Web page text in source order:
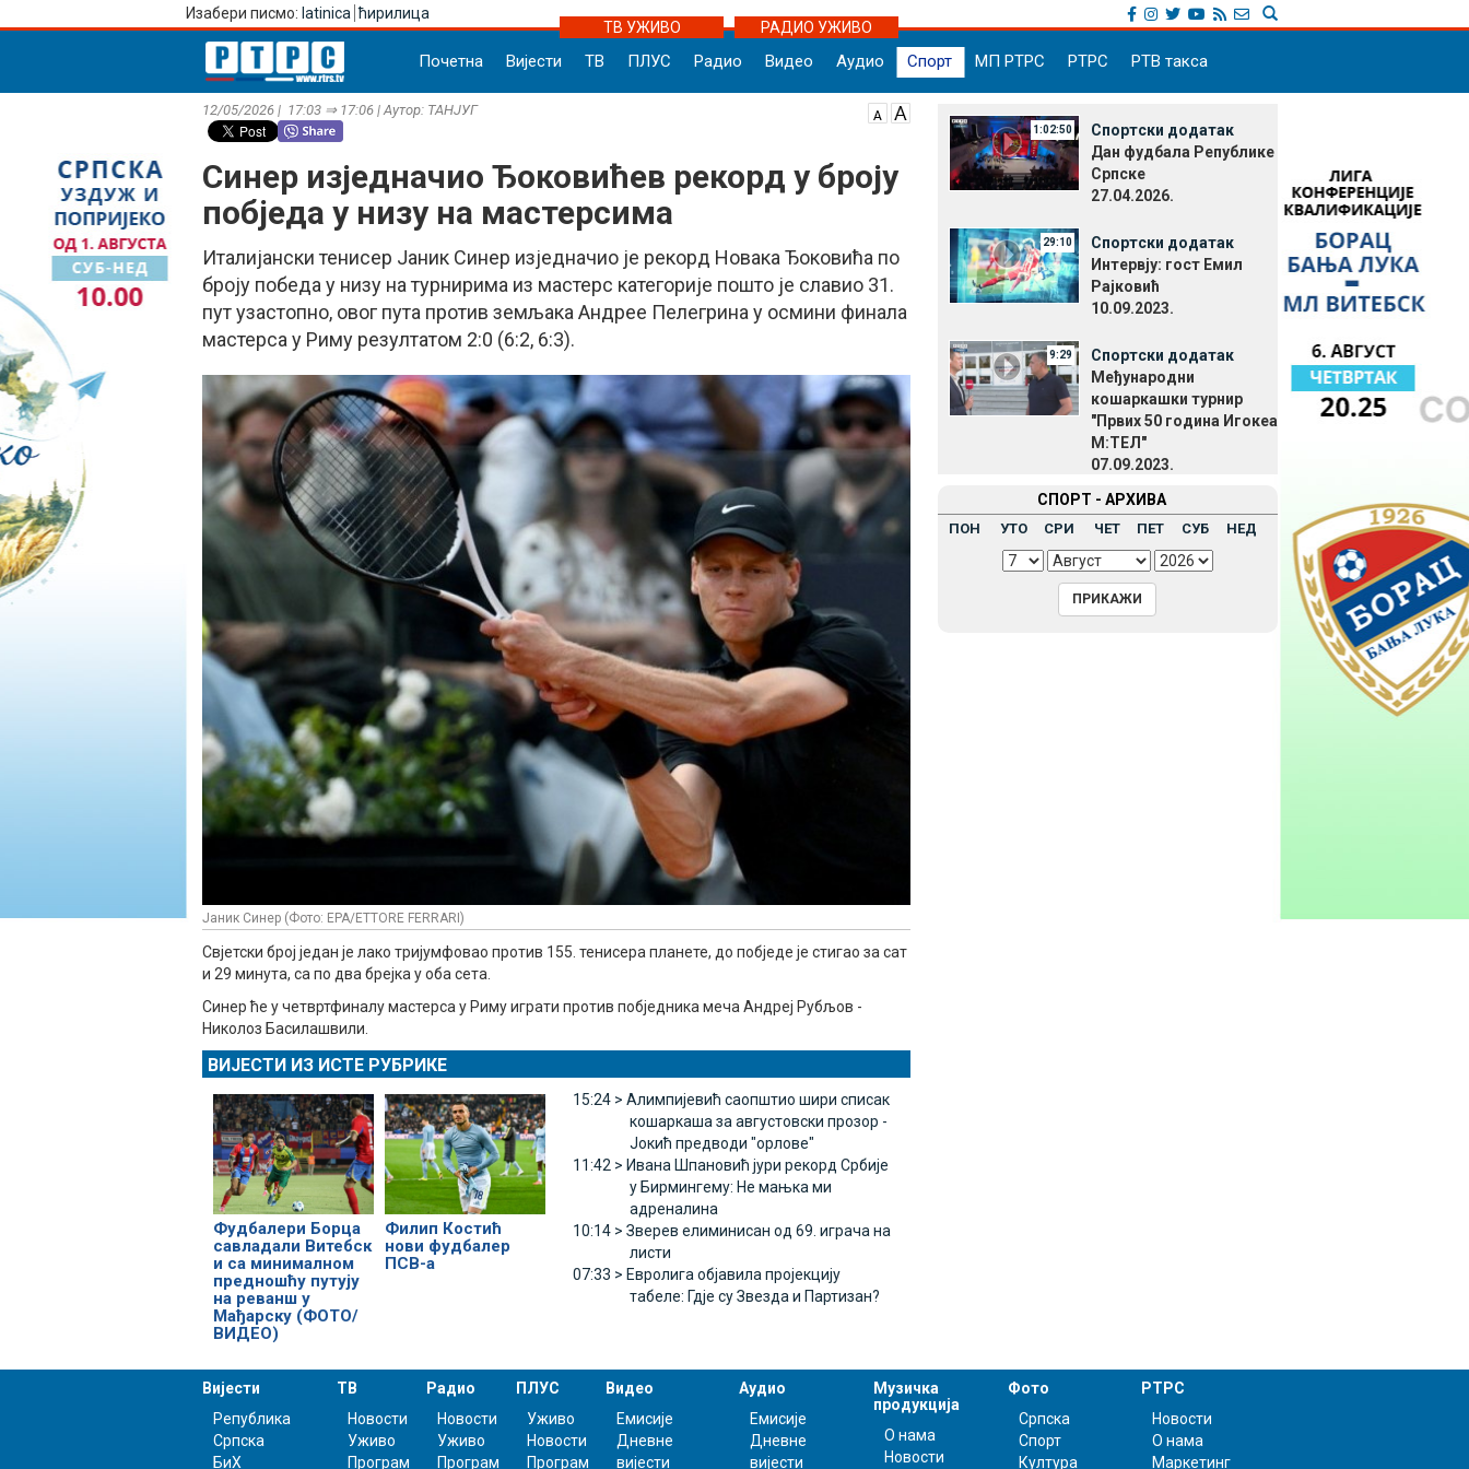
Изабери писмо: latinica ћирилица
ТВ УЖИВО
РАДИО УЖИВО
Почетна Вијести ТВ ПЛУС Радио Видео Аудио Спорт МП РТРС РТРС РТВ такса
12/05/2026 | 17:03 ⇒ 17:06 | Аутор: ТАНЈУГ
Синер изједначио Ђоковићев рекорд у броју
побjеда у низу на мастерсима
Италијански тенисер Јаник Синер изједначио је рекорд Новака Ђоковића по
броју победа у низу на турнирима из мастерс категорије пошто је славио 31.
пут узастопно, овог пута против земљака Андрее Пелегрина у осмини финала
мастерса у Риму резултатом 2:0 (6:2, 6:3).
Јаник Синер (Фото: EPA/ETTORE FERRARI)
Свjетски број један је лако тријумфовао против 155. тенисера планете, до побjеде је стигао за сат
и 29 минута, са по два брејка у оба сета.
Синер ће у четвртфиналу мастерса у Риму играти против побjедника меча Андреј Рубљов -
Николоз Басилашвили.
ВИЈЕСТИ ИЗ ИСТЕ РУБРИКЕ
Фудбалери Борца
савладали Витебск
и са минималном
предношћу путују
на реванш у
Мађарску (ФОТО/
ВИДЕО)
Филип Костић
нови фудбалер
ПСВ-а
15:24 > Алимпијевић саопштио шири списак
кошаркаша за августовски прозор -
Јокић предводи "орлове"
11:42 > Ивана Шпановић јури рекорд Србије
у Бирмингему: Не мањка ми
адреналина
10:14 > Зверев елиминисан од 69. играча на
листи
07:33 > Евролига објавила пројекцију
табеле: Гдје су Звезда и Партизан?
1:02:50
Спортски додатак
Дан фудбала Републике
Српске
27.04.2026.
29:10
Спортски додатак
Интервју: гост Емил
Рајковић
10.09.2023.
9:29
Спортски додатак
Међународни
кошаркашки турнир
"Првих 50 година Игокеа
М:ТЕЛ"
07.09.2023.
СПОРТ - АРХИВА
ПОН УТО СРИ ЧЕТ ПЕТ СУБ НЕД
Вијести
Република
Српска
БиХ
ТВ
Новости
Уживо
Програм
Радио
Новости
Уживо
Програм
ПЛУС
Уживо
Новости
Програм
Видео
Емисије
Дневне
вијести
Аудио
Емисије
Дневне
вијести
Музичка
продукција
О нама
Новости
Фото
Српска
Спорт
Култура
РТРС
Новости
О нама
Маркетинг